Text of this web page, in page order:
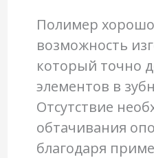
Полимер хорошо
возможность
который точно
элементов в
Отсутствие
обтачивания
благодаря